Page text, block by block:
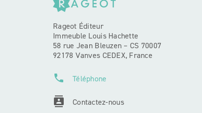
Rageot Éditeur
Immeuble Louis Hachette
58 rue Jean Bleuzen – CS 70007
92178 Vanves CEDEX, France
phone Téléphone
contacts Contactez-nous